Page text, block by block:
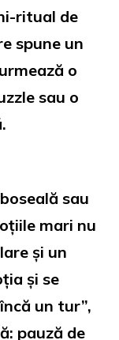
ritual de
spune un
o
sau o
sau
mari nu
și un
și se
un tur”,
pauză de